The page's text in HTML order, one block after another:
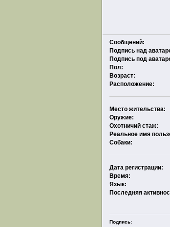
Сообщений:
Подпись над
Подпись под
Пол:
Возраст:
Расположение:
Место жительства:
Оружие:
Охотничий стаж:
Реальное имя
Собаки:
Дата регистрации:
Время:
Язык:
Последняя
Подпись: